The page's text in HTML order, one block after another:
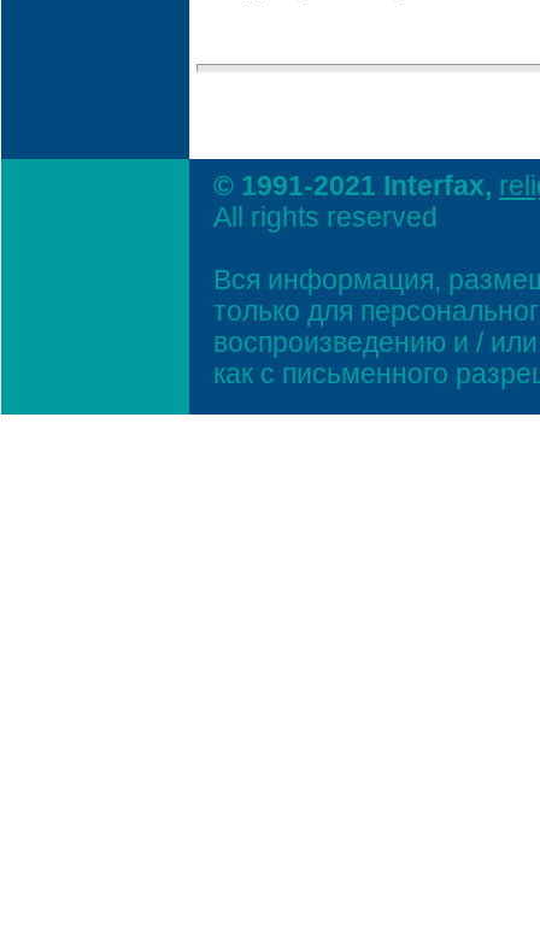
© 1991-2021 Interfax,
All rights reserved
Вся информация,
только для
воспроизведению и /
как с письменного